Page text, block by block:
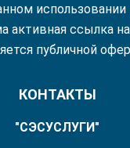
активная ссылка
публичной
КОНТАКТЫ
"СЭСУСЛУГИ"